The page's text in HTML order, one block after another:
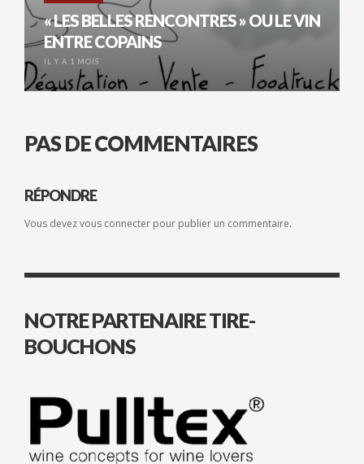
« LES BELLES RENCONTRES » OU LE VIN
ENTRE COPAINS
IL Y A 1 MOIS
PAS DE COMMENTAIRES
RÉPONDRE
Vous devezvous connecter pour publier un commentaire.
NOTRE PARTENAIRE TIRE-
BOUCHONS